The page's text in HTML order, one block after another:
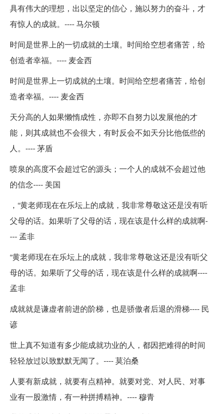
具有伟大的理想，出以坚定的信心，施以努力的奋斗，才
有惊人的成就。---- 马尔顿
时间是世界上的一切成就的土壤。时间给空想者痛苦，给
创造者幸福。---- 麦金西
时间是世界上一切成就的土壤。时间给空想者痛苦，给创
造者幸福。---- 麦金西
天分高的人如果懒惰成性，亦即不自努力以发展他的才
能，则其成就也不会很大，有时反会不如天分比他低些的
人。---- 茅盾
喷泉的高度不会超过它的源头；一个人的成就不会超过他
的信念---- 美国
，“黄老师现在在乐坛上的成就，我非常尊敬这还是没有听
父母的话。如果听了父母的话，现在该是什么样的成就啊-
--- 孟非
“黄老师现在在乐坛上的成就，我非常尊敬这还是没有听父
母的话。如果听了父母的话，现在该是什么样的成就啊----
孟非
成就就是谦虚者前进的阶梯，也是骄傲者后退的滑梯---- 民
谚
世上真不知道有多少能成就功业的人，都因把难得的时间
轻轻放过以致默默无闻了。---- 莫泊桑
人要有新成就，就要有点精神。就要对党、对人民、对事
业有一股激情，有一种拼搏精神。---- 穆青